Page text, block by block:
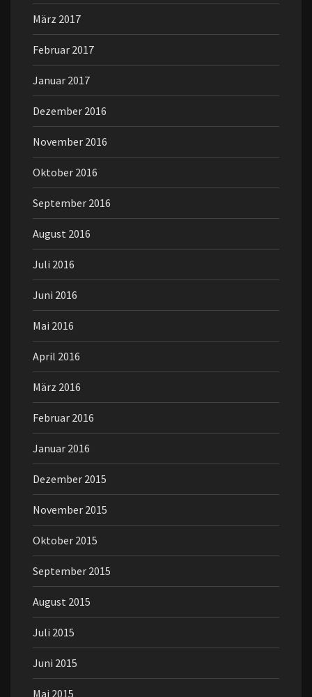
März 2017
Februar 2017
Januar 2017
Dezember 2016
November 2016
Oktober 2016
September 2016
August 2016
Juli 2016
Juni 2016
Mai 2016
April 2016
März 2016
Februar 2016
Januar 2016
Dezember 2015
November 2015
Oktober 2015
September 2015
August 2015
Juli 2015
Juni 2015
Mai 2015